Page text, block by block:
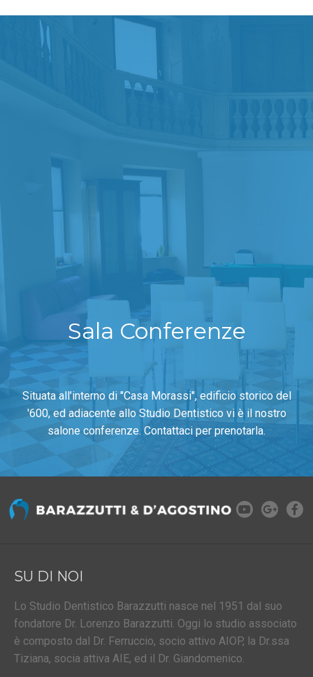
Sala Conferenze
Situata all’interno di "Casa Morassi", edificio storico del
'600, ed adiacente allo Studio Dentistico vi è il nostro
salone conferenze. Contattaci per prenotarla.
SU DI NOI
Lo Studio Dentistico Barazzutti nasce nel 1951 dal suo
fondatore Dr. Lorenzo Barazzutti. Oggi lo studio associato
è composto dal Dr. Ferruccio, socio attivo AIOP, la Dr.ssa
Tiziana, socia attiva AIE, ed il Dr. Giandomenico.